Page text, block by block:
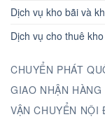
Dịch vụ kho bãi và
Dịch vụ cho thuê
CHUYỂN PHÁT
GIAO NHẬN HÀNG
VẬN CHUYỂN NỘI